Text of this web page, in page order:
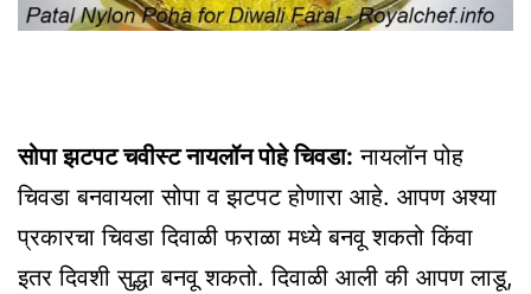
सोपा झटपट चवीस्ट नायलॉन पोहे चिवडा: नायलॉन पोह
चिवडा बनवायला सोपा व झटपट होणारा आहे. आपण अश्या
प्रकारचा चिवडा दिवाळी फराळा मध्ये बनवू शकतो किंवा
इतर दिवशी सुद्धा बनवू शकतो. दिवाळी आली की आपण लाडू,